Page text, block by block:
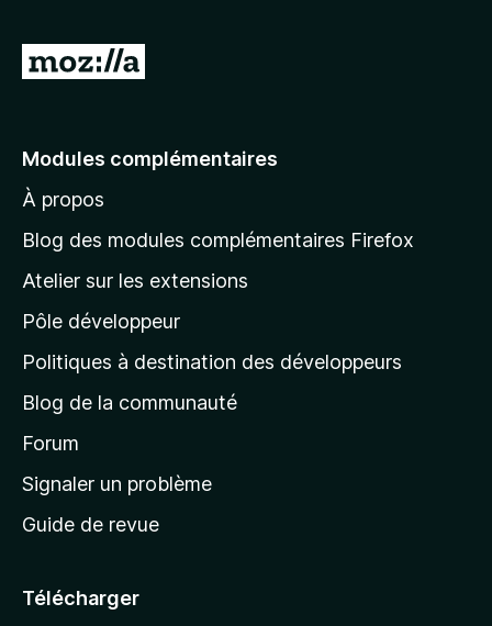
A
e
à
l
p
a
g
d
a
c
e
Modules complémentaires
À propos
Blog des modules complémentaires Firefox
Atelier sur les extensions
Pôle développeur
Politiques à destination des développeurs
Blog de la communauté
Forum
Signaler un problème
Guide de revue
Télécharger